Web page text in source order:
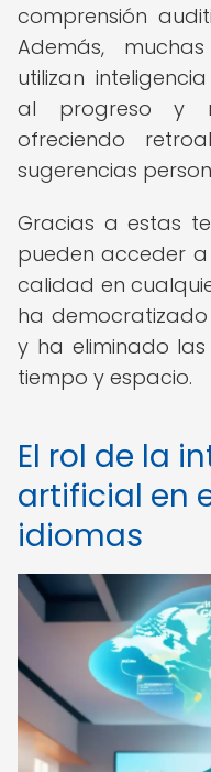
comprensión
Además,
utilizan
al progreso y
ofreciendo
sugerencias
Gracias a estas
pueden acceder
calidad en
ha
y ha eliminado
tiempo y espacio.
El rol de la
artificial en
idiomas